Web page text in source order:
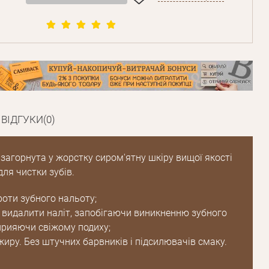
ВІДГУКИ(0)
у жорстку сиром'ятну шкіру вищої якості
чистки зубів.
зубного нальоту;
наліт, запобігаючи виникненню зубного
свіжому подиху;
Без штучних барвників і підсилювачів смаку.
пароль
Зареєструватися